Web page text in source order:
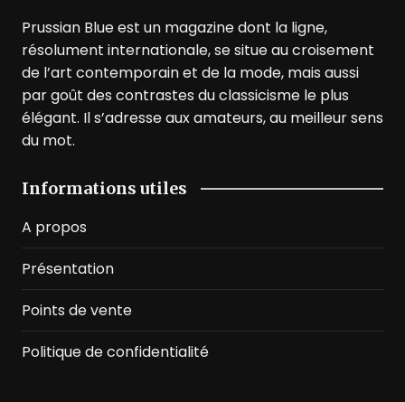
Prussian Blue est un magazine dont la ligne,
résolument internationale, se situe au croisement
de l’art contemporain et de la mode, mais aussi
par goût des contrastes du classicisme le plus
élégant. Il s’adresse aux amateurs, au meilleur sens
du mot.
Informations utiles
A propos
Présentation
Points de vente
Politique de confidentialité